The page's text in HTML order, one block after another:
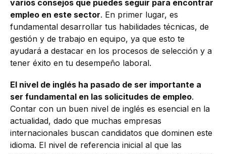
varios consejos que puedes seguir para encontrar
empleo en este sector. En primer lugar, es
fundamental desarrollar tus habilidades técnicas, de
gestión y de trabajo en equipo, ya que esto te
ayudará a destacar en los procesos de selección y a
tener éxito en tu desempeño laboral.
El nivel de inglés ha pasado de ser importante a
ser fundamental en las solicitudes de empleo.
Contar con un buen nivel de inglés es esencial en la
actualidad, dado que muchas empresas
internacionales buscan candidatos que dominen este
idioma. El nivel de referencia inicial al que las